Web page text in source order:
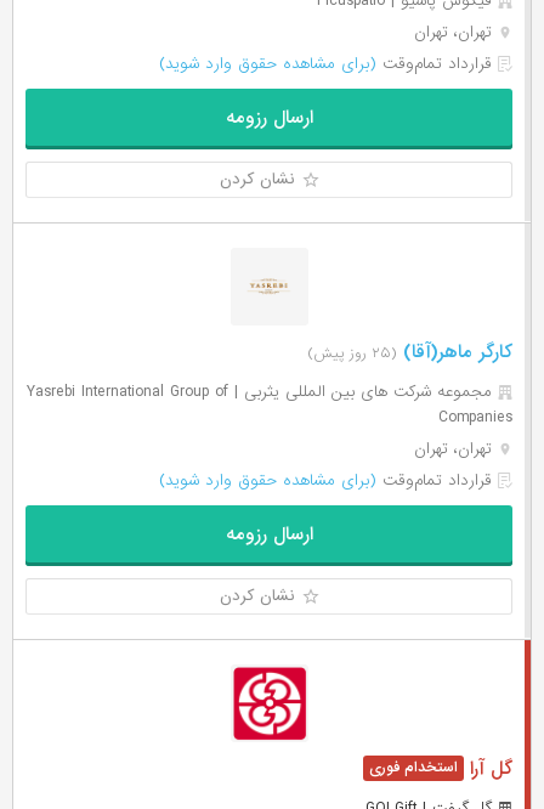
تهران، تهران
قرارداد تمام‌وقت (برای مشاهده حقوق وارد شوید)
ارسال رزومه
نشان کردن
کارگر ماهر(آقا) (۲۵ روز پیش)
مجموعه شرکت های بین المللی یثربی | Yasrebi International Group of
Companies
تهران، تهران
قرارداد تمام‌وقت (برای مشاهده حقوق وارد شوید)
ارسال رزومه
نشان کردن
گل آرا